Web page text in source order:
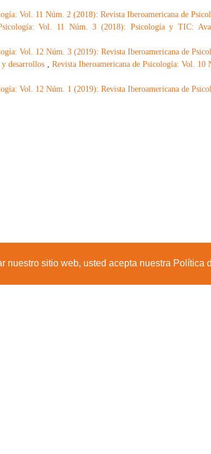
nuestro sitio web, usted acepta nuestra Política
Vol. 11 Núm. 2 (2018): Revista Iberoamericana de
Vol. 11 Núm. 3 (2018): Psicología y TIC:
Vol. 12 Núm. 3 (2019): Revista Iberoamericana de
y desarrollos , Revista Iberoamericana de Psicología: Vol. 10
Vol. 12 Núm. 1 (2019): Revista Iberoamericana de